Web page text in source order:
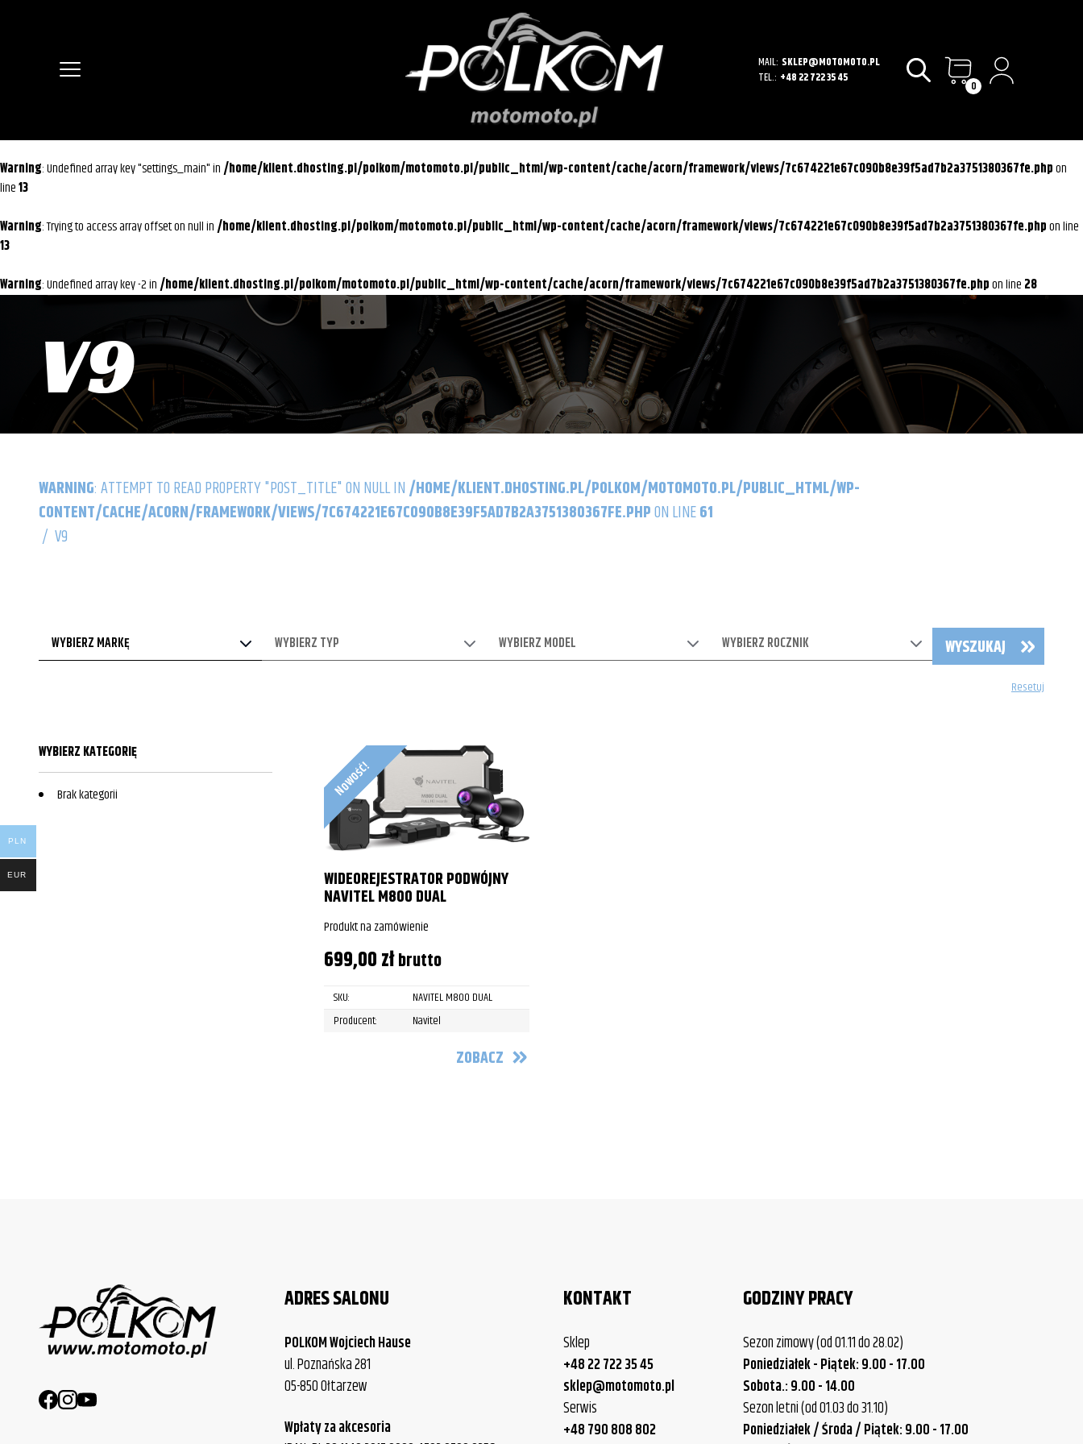
MAIL: SKLEP@MOTOMOTO.PL
TEL.: +48 22 722 35 45 0
Warning : Undefined array key "settings_main" in/home/klient.dhosting.pl/polkom/motomoto.pl/public_html/wp-content/cache/acorn/framework/views/7c674221e67c090b8e39f5ad7b2a3751380367fe.phpon
line13
Warning : Trying to access array offset on null in/home/klient.dhosting.pl/polkom/motomoto.pl/public_html/wp-content/cache/acorn/framework/views/7c674221e67c090b8e39f5ad7b2a3751380367fe.phpon line
13
Warning : Undefined array key -2 in/home/klient.dhosting.pl/polkom/motomoto.pl/public_html/wp-content/cache/acorn/framework/views/7c674221e67c090b8e39f5ad7b2a3751380367fe.phpon line 28
V9
WARNING : ATTEMPT TO READ PROPERTY "POST_TITLE" ON NULL IN/HOME/KLIENT.DHOSTING.PL/POLKOM/MOTOMOTO.PL/PUBLIC_HTML/WP-
CONTENT/CACHE/ACORN/FRAMEWORK/VIEWS/7C674221E67C090B8E39F5AD7B2A3751380367FE.PHPON LINE61
/ V9
WYBIERZ MARKĘ WYBIERZ TYP WYBIERZ MODEL WYBIERZ ROCZNIK WYSZUKAJ
Resetuj
WYBIERZ KATEGORIĘ
Brak kategorii Nowość!
WIDEOREJESTRATOR PODWÓJNY
NAVITEL M800 DUAL
Produkt na zamówienie
699,00złbrutto
SKU:
NAVITEL M800 DUAL
Producent:
Navitel
ZOBACZ
ADRES SALONU
POLKOM Wojciech Hause
ul. Poznańska 281
05-850 Ołtarzew
Wpłaty za akcesoria
KONTAKT
Sklep
+48 22 722 35 45
sklep@motomoto.pl
Serwis
+48 790 808 802
GODZINY PRACY
Sezon zimowy (od 01.11 do 28.02)
Poniedziałek - Piątek: 9.00 - 17.00
Sobota.: 9.00 - 14.00
Sezon letni (od 01.03 do 31.10)
Poniedziałek / Środa / Piątek: 9.00 - 17.00
PLN
EUR